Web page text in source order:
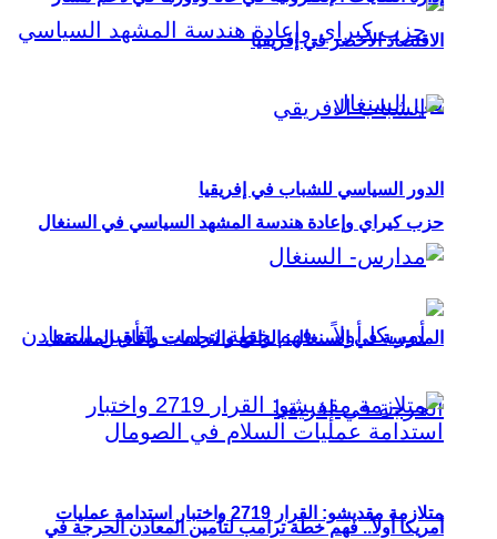
حزب كيراي وإعادة هندسة المشهد السياسي في السنغال
أمريكا أولاً.. فهم خطة ترامب لتأمين المعادن الحرجة في
الاقتصاد الأخضر في إفريقيا
الدور السياسي للشباب في إفريقيا
المدرسة في السنغال: الواقع والتحديات وآفاق المستقبل
متلازمة مقديشو: القرار 2719 واختبار استدامة عمليات